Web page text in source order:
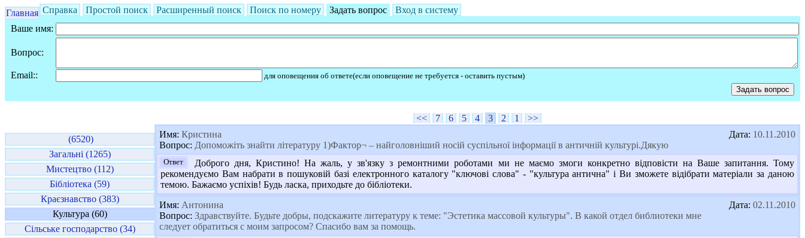
Главная Справка Простой поиск Расширенный поиск Поиск по номеру Задать вопрос
Вход в систему
Ваше имя:
Вопрос:
Email:: для оповещения об ответе(если оповещение не требуется - оставить пустым)
(6520)
Загальні (1265)
Мистецтво (112)
Бібліотека (59)
Краєзнавство (383)
Культура (60)
Сільське господарство (34)
<< 7 6 5 4 3 2 1
>>
Дата: 10.11.2010
Имя: Кристина
Вопрос: Допоможіть знайти літературу 1)Фактор¬ – найголовніший носій суспільної інформації в античній культурі.Дякую
Ответ
Доброго дня, Кристино! На жаль, у зв'язку з ремонтними роботами ми не маємо змоги конкретно відповісти на Ваше запитання. Тому
рекомендуємо Вам набрати в пошуковій базі електронного каталогу "ключові слова" - "культура антична" і Ви зможете відібрати матеріали за даною
темою. Бажаємо успіхів! Будь ласка, приходьте до бібліотеки.
Дата: 02.11.2010
Имя: Антонина
Вопрос: Здравствуйте. Будьте добры, подскажите литературу к теме: "Эстетика массовой культуры". В какой отдел библиотеки мне
следует обратиться с моим запросом? Спасибо вам за помощь.